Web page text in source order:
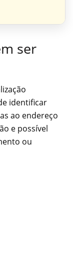
ser
identificar
ao endereço
e possível
ou